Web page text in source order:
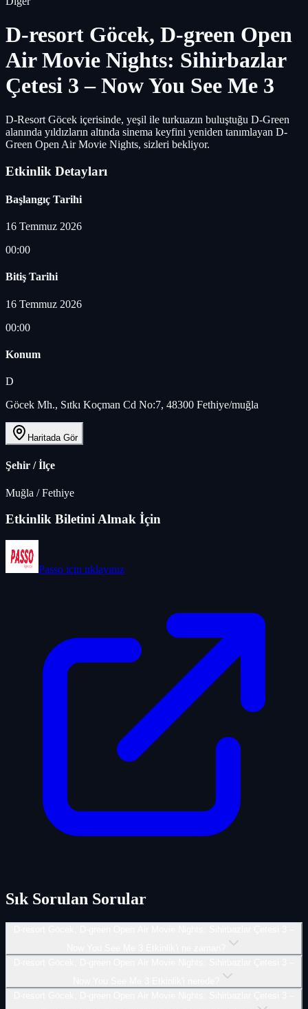
D-resort Göcek, D-green Open
Air Movie Nights: Sihirbazlar
Çetesi 3 – Now You See Me 3
D-Resort Göcek içerisinde, yeşil ile turkuazın buluştuğu D-Green
alanında yıldızların altında sinema keyfini yeniden tanımlayan D-
Green Open Air Movie Nights, sizleri bekliyor.
Etkinlik Detayları
Başlangıç Tarihi
16 Temmuz 2026
00:00
Bitiş Tarihi
16 Temmuz 2026
00:00
Konum
D
Göcek Mh., Sıtkı Koçman Cd No:7, 48300 Fethiye/muğla
Haritada Gör
Şehir / İlçe
Muğla /Fethiye
Etkinlik Biletini Almak İçin
Passo için tıklayınız
Sık Sorulan Sorular